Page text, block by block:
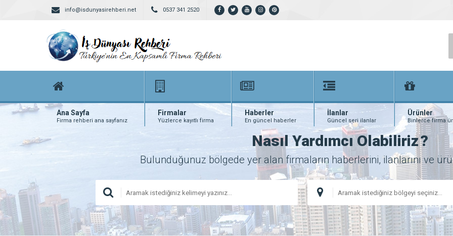
info@isdunyasirehberi.net 0537 341 2520
Ana Sayfa
Firma rehberi ana sayfanız
Firmalar
Yüzlerce kayıtlı firma
Haberler
En güncel haberler
İlanlar
Güncel seri ilanlar
Ürünler
Binlerce firma
Nasıl Yardımcı Olabiliriz?
Bulunduğunuz bölgede yer alan firmaların haberlerini, ilanlarını ve